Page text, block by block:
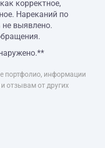
корректное,
Нареканий по
выявлено.
портфолио, информации
отзывам от других